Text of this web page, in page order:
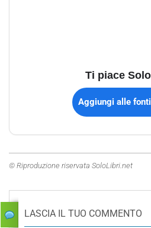
Ti piace
Aggiungi alle
© Riproduzione riservata SoloLibri.net
LASCIA IL TUO COMMENTO